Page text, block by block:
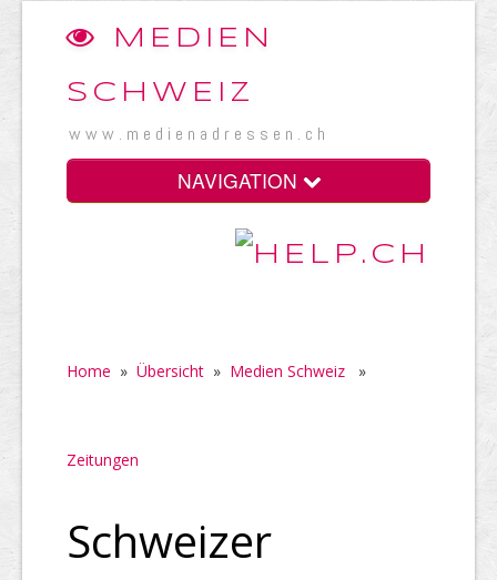
MEDIEN
SCHWEIZ
www.medienadressen.ch
NAVIGATION
Home » Übersicht » Medien Schweiz »
Zeitungen
Schweizer